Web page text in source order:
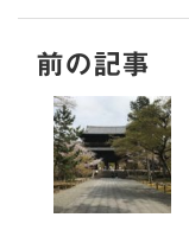
前の記事